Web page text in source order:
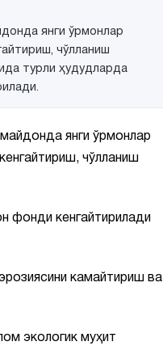
янги ўрмонлар
чўлланиш
турли ҳудудларда
янги ўрмонлар
чўлланиш
фонди кенгайтирилади
камайтириш ва
экологик муҳит